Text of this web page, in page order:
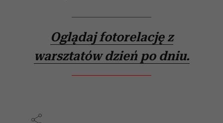
Oglądaj fotorelację z
warsztatów dzień po dniu.